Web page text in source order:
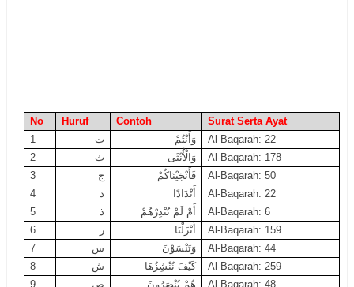
No Huruf Contoh
Surat Serta Ayat
1
ت وَأَنْتُمْ
Al-Baqarah: 22
2
ث وَالْأُنْثَى
Al-Baqarah: 178
3
ج فَأَنْجَيْنَاكُمْ
Al-Baqarah: 50
4
د أَنْدَادًا
Al-Baqarah: 22
5
ذ أَمْ لَمْ تُنْذِرْهُمْ
Al-Baqarah: 6
6
ز أَنْزَلْنَا
Al-Baqarah: 159
7
س وَتَنْسَوْنَ
Al-Baqarah: 44
8
ش كَيْفَ نُنْشِزُهَا
Al-Baqarah: 259
9
ص هُمْ يُنْصَرُونَ
Al-Baqarah: 48